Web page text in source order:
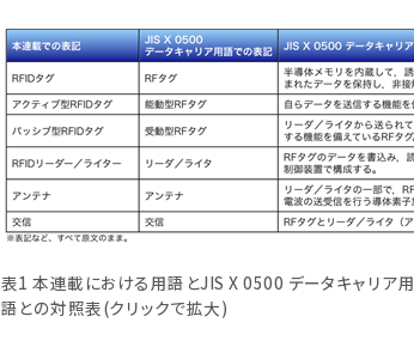
表1 本連載における用語とJIS X 0500 データキャリア用
語との対照表(クリックで拡大)